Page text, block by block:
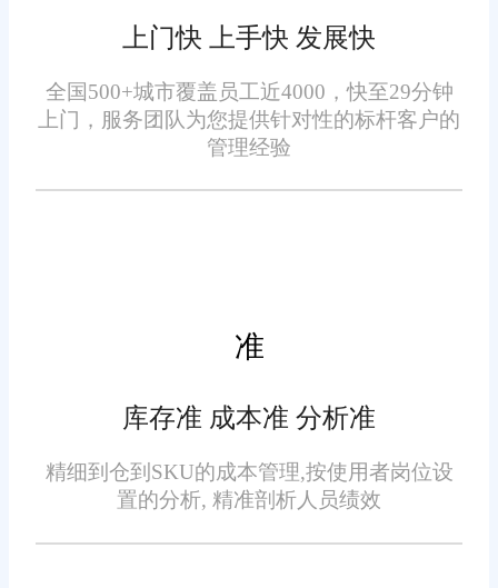
高了作业效率。同时，旺店通还
支持多维度库存分析，帮助企业
实现库存的最优配置。这种智能
化管理不仅提高了企业的运营效
率，还降低了企业的运营成本。
三、无缝对接，提升协同能
对接提高了企业与电商平台和物
业能够更加高效地处理订单，提
升客户满意度。同时，旺店通还
支持多平台、多店铺的订单集中
旺店通软件提供了丰富的数
据分析工具，能够帮助企业实时
上门快 上手快 发展快
全国500+城市覆盖员工近4000，快至29分钟
上门，服务团队为您提供针对性的标杆客户的
管理经验
准
库存准 成本准 分析准
精细到仓到SKU的成本管理,按使用者岗位设
置的分析, 精准剖析人员绩效